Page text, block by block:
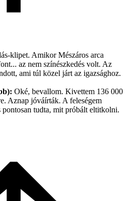
klipet. Amikor Mészáros arca
az nem színészkedés volt. Az
ami túl közel járt az igazsághoz.
Oké, bevallom. Kivettem 136 000
Aznap jóváírták. A feleségem
tudta, mit próbált eltitkolni.